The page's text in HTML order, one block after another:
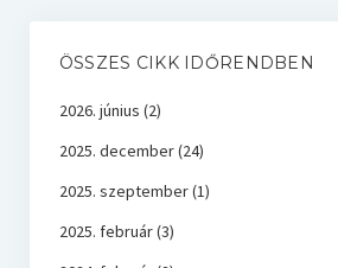
ÖSSZES CIKK IDŐRENDBEN
2026. június (2)
2025. december(24)
2025. szeptember(1)
2025. február(3)